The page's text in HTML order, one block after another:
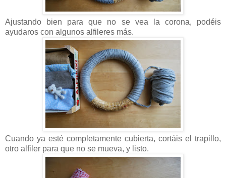
Ajustando bien para que no se vea la corona, podéis
ayudaros con algunos alfileres más.
Cuando ya esté completamente cubierta, cortáis el trapillo,
otro alfiler para que no se mueva, y listo.